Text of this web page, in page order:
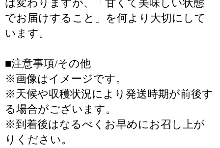
は変わりますが、「甘くて美味しい状態
でお届けすること」を何より大切にして
います。
■注意事項/その他
※画像はイメージです。
※天候や収穫状況により発送時期が前後す
る場合がございます。
※到着後はなるべくお早めにお召し上が
りください。